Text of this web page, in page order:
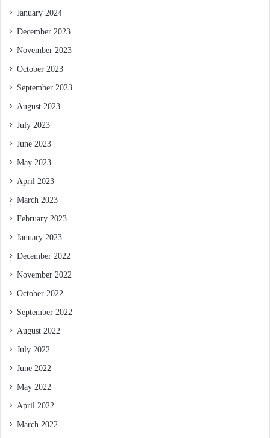
January 2024
December 2023
November 2023
October 2023
September 2023
August 2023
July 2023
June 2023
May 2023
April 2023
March 2023
February 2023
January 2023
December 2022
November 2022
October 2022
September 2022
August 2022
July 2022
June 2022
May 2022
April 2022
March 2022